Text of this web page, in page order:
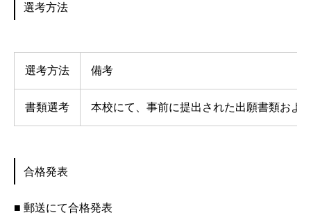
選考方法
選考方法 備考
書類選考 本校にて、事前に提出された出願書類およ
合格発表
■ 郵送にて合格発表